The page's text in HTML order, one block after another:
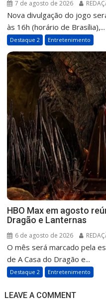
7 de agosto de 2026
Nova divulgação do jogo
às 16h (horário de Brasília),...
Destaque 2 Entretenimento
HBO Max em agosto
Dragão e Lanternas
6 de agosto de 2026
O mês será marcado pela
de A Casa do Dragão e...
Destaque 2 Entretenimento
LEAVE A COMMENT